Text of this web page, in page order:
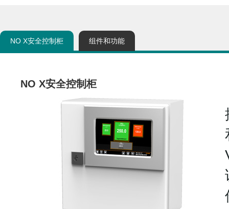
NO X安全控制柜 组件和功能
NO X安全控制柜